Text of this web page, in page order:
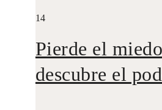
14
Pierde el
descubre el